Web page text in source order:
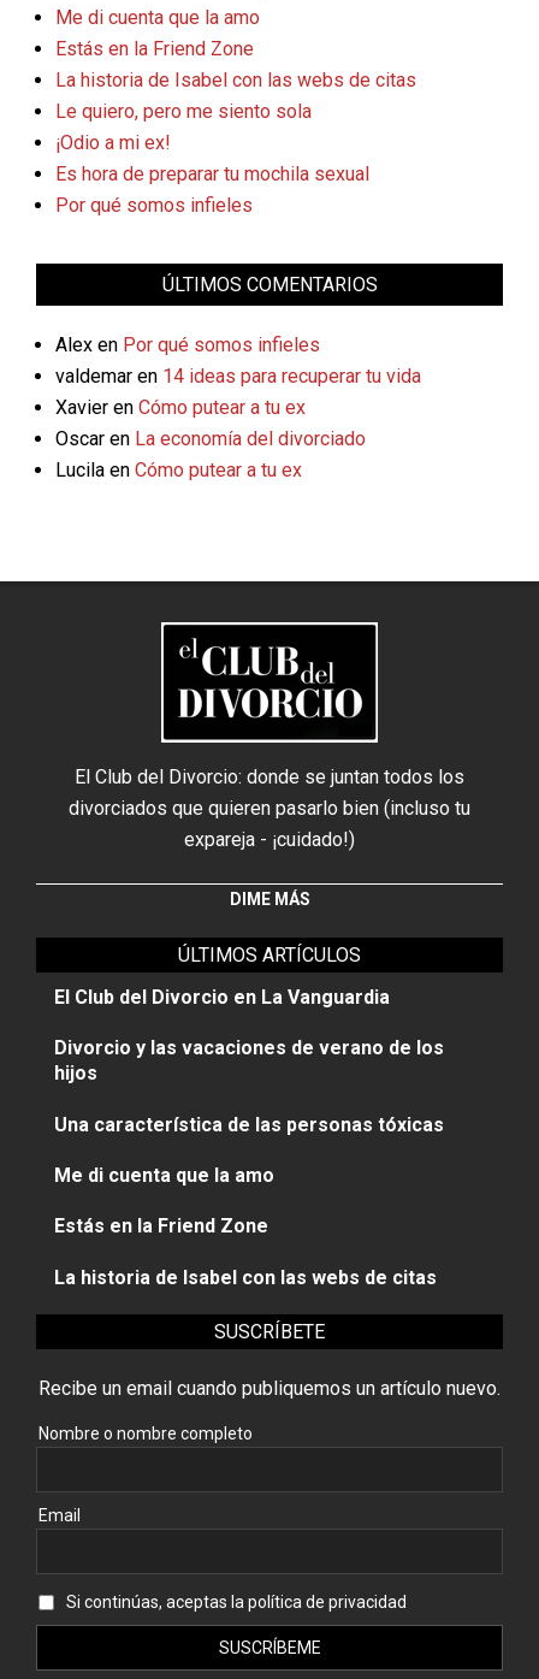
Me di cuenta que la amo
Estás en la Friend Zone
La historia de Isabel con las webs de citas
Le quiero, pero me siento sola
¡Odio a mi ex!
Es hora de preparar tu mochila sexual
Por qué somos infieles
ÚLTIMOS COMENTARIOS
Alex en Por qué somos infieles
valdemar en 14 ideas para recuperar tu vida
Xavier en Cómo putear a tu ex
Oscar en La economía del divorciado
Lucila en Cómo putear a tu ex
El Club del Divorcio: donde se juntan todos los
divorciados que quieren pasarlo bien (incluso tu
expareja - ¡cuidado!)
DIME MÁS
ÚLTIMOS ARTÍCULOS
El Club del Divorcio en La Vanguardia
Divorcio y las vacaciones de verano de los
hijos
Una característica de las personas tóxicas
Me di cuenta que la amo
Estás en la Friend Zone
La historia de Isabel con las webs de citas
SUSCRÍBETE
Recibe un email cuando publiquemos un artículo nuevo.
Nombre o nombre completo
Email
Si continúas, aceptas la política de privacidad